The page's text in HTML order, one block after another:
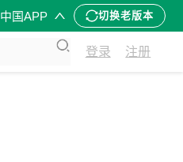
国APP 切换老版本
登录 注册